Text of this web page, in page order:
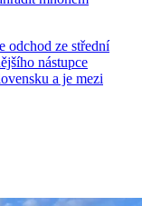
odchod ze střední
nástupce
a je mezi